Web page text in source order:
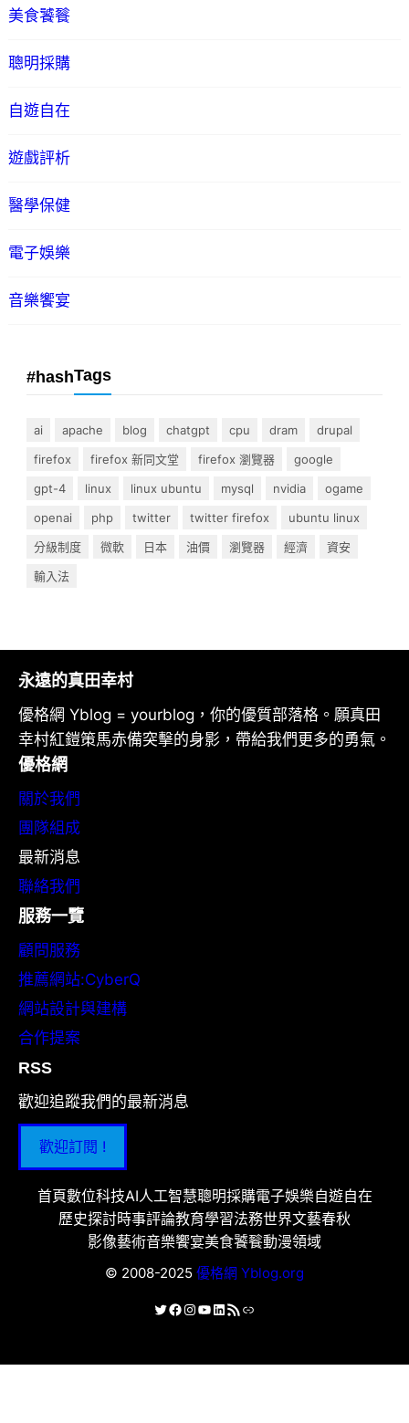
美食饕餮
聰明採購
自遊自在
遊戲評析
醫學保健
電子娛樂
音樂饗宴
#hashTags
ai apache blog chatgpt cpu dram
drupal
firefox
firefox 新同文堂 firefox 瀏覽器
google
gpt-4
linux linux ubuntu mysql nvidia
ogame
openai
php twitter twitter firefox
ubuntu linux
分級制度
微軟 日本 油價 瀏覽器 經濟
資安
輸入法
永遠的真田幸村
優格網 Yblog = yourblog，你的優質部落格。願真田
幸村紅鎧策馬赤備突擊的身影，帶給我們更多的勇氣。
優格網
關於我們
團隊組成
最新消息
聯絡我們
服務一覽
顧問服務
推薦網站:CyberQ
網站設計與建構
合作提案
RSS
歡迎追蹤我們的最新消息
歡迎訂閱 !
首頁數位科技AI人工智慧聰明採購電子娛樂自遊自在
歷史探討時事評論教育學習法務世界文藝春秋
影像藝術音樂饗宴美食饕餮動漫領域
© 2008-2025 優格網 Yblog.org
X Facebook
Instagram
YouTube
LinkedIn
RSS 資訊提供連結